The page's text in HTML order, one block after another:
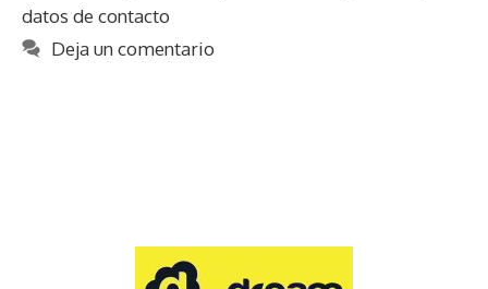
datos de contacto
Deja un comentario